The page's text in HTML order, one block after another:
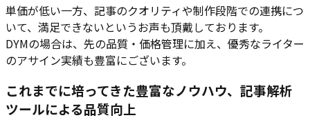
単価が低い一方、記事のクオリティや制作段階での連携につ
いて、満足できないというお声も頂戴しております。
DYMの場合は、先の品質・価格管理に加え、優秀なライター
のアサイン実績も豊富にございます。
これまでに培ってきた豊富なノウハウ、記事解析
ツールによる品質向上